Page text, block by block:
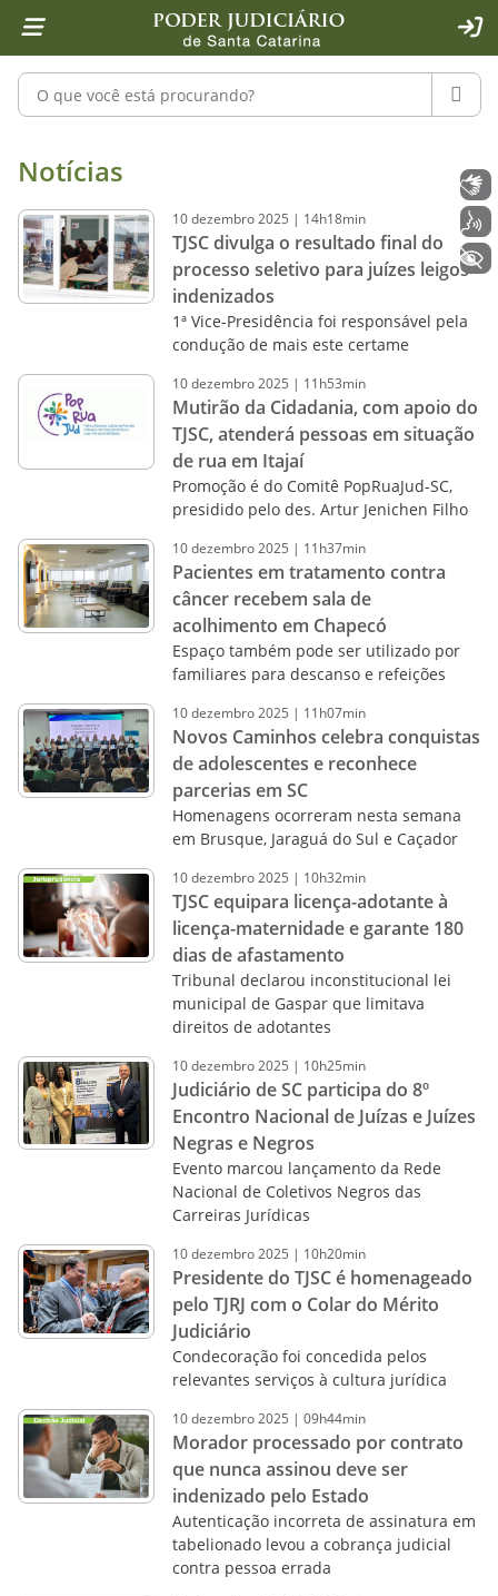
1 Ir para o conteúdo
2 Ir para a ferramenta de acessibilidade - Rybená
4 Ir para o menu principal
5 Ir para a pesquisa
6 Ir para o rodapé
7 Ir para a página inicial
Pesquisar no portal
Notícias - Imprensa - Poder
Notícias
10dezembro2025 | 14h18min
TJSC divulga o resultado final do
processo seletivo para juízes leigos
indenizados
1ª Vice-Presidência foi responsável pela
condução de mais este certame
10dezembro2025 | 11h53min
Mutirão da Cidadania, com apoio do
TJSC, atenderá pessoas em situação
de rua em Itajaí
Promoção é do Comitê PopRuaJud-SC,
presidido pelo des. Artur Jenichen Filho
10dezembro2025 | 11h37min
Pacientes em tratamento contra
câncer recebem sala de
acolhimento em Chapecó
Espaço também pode ser utilizado por
familiares para descanso e refeições
10dezembro2025 | 11h07min
Novos Caminhos celebra conquistas
de adolescentes e reconhece
parcerias em SC
Homenagens ocorreram nesta semana
em Brusque, Jaraguá do Sul e Caçador
10dezembro2025 | 10h32min
TJSC equipara licença-adotante à
licença-maternidade e garante 180
dias de afastamento
Tribunal declarou inconstitucional lei
municipal de Gaspar que limitava
direitos de adotantes
10dezembro2025 | 10h25min
Judiciário de SC participa do 8º
Encontro Nacional de Juízas e Juízes
Negras e Negros
Evento marcou lançamento da Rede
Nacional de Coletivos Negros das
Carreiras Jurídicas
10dezembro2025 | 10h20min
Presidente do TJSC é homenageado
pelo TJRJ com o Colar do Mérito
Judiciário
Condecoração foi concedida pelos
relevantes serviços à cultura jurídica
10dezembro2025 | 09h44min
Morador processado por contrato
que nunca assinou deve ser
indenizado pelo Estado
Autenticação incorreta de assinatura em
tabelionado levou a cobrança judicial
contra pessoa errada
+ Acessibilidade